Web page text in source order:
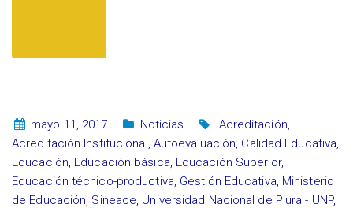
mayo 11, 2017 Noticias Acreditación,
Acreditación Institucional, Autoevaluación, Calidad Educativa,
Educación, Educación básica, Educación Superior,
Educación técnico-productiva, Gestión Educativa, Ministerio
de Educación, Sineace, Universidad Nacional de Piura - UNP,